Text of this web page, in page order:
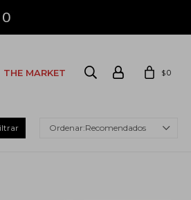
THE MARKET $0
Recomendados